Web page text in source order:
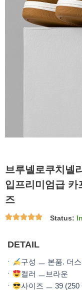
브루넬로쿠치넬
입프리미엄급 카
즈
Status:
DETAIL
ㆍ
구성 ㅡ 본품. 더
ㆍ
컬러 ㅡ브라운
ㆍ
사이즈 ㅡ 39 (250